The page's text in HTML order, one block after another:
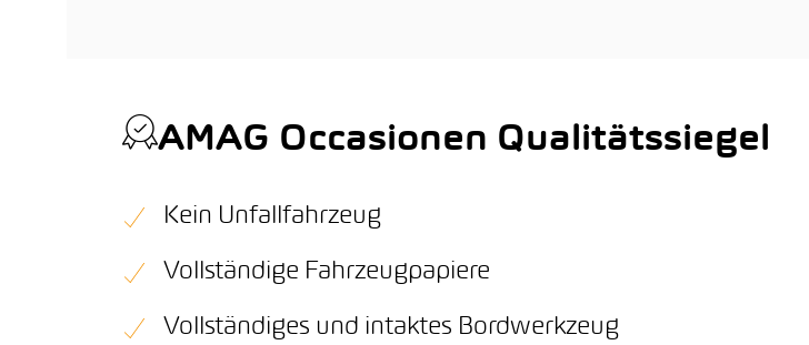
AMAG Occasionen Qualitätssiegel
Kein Unfallfahrzeug
Vollständige Fahrzeugpapiere
Vollständiges und intaktes Bordwerkzeug